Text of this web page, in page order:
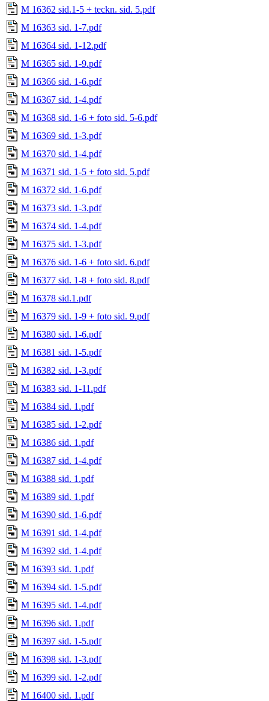
M 16362 sid.1-5 + teckn. sid. 5.pdf
M 16363 sid. 1-7.pdf
M 16364 sid. 1-12.pdf
M 16365 sid. 1-9.pdf
M 16366 sid. 1-6.pdf
M 16367 sid. 1-4.pdf
M 16368 sid. 1-6 + foto sid. 5-6.pdf
M 16369 sid. 1-3.pdf
M 16370 sid. 1-4.pdf
M 16371 sid. 1-5 + foto sid. 5.pdf
M 16372 sid. 1-6.pdf
M 16373 sid. 1-3.pdf
M 16374 sid. 1-4.pdf
M 16375 sid. 1-3.pdf
M 16376 sid. 1-6 + foto sid. 6.pdf
M 16377 sid. 1-8 + foto sid. 8.pdf
M 16378 sid.1.pdf
M 16379 sid. 1-9 + foto sid. 9.pdf
M 16380 sid. 1-6.pdf
M 16381 sid. 1-5.pdf
M 16382 sid. 1-3.pdf
M 16383 sid. 1-11.pdf
M 16384 sid. 1.pdf
M 16385 sid. 1-2.pdf
M 16386 sid. 1.pdf
M 16387 sid. 1-4.pdf
M 16388 sid. 1.pdf
M 16389 sid. 1.pdf
M 16390 sid. 1-6.pdf
M 16391 sid. 1-4.pdf
M 16392 sid. 1-4.pdf
M 16393 sid. 1.pdf
M 16394 sid. 1-5.pdf
M 16395 sid. 1-4.pdf
M 16396 sid. 1.pdf
M 16397 sid. 1-5.pdf
M 16398 sid. 1-3.pdf
M 16399 sid. 1-2.pdf
M 16400 sid. 1.pdf